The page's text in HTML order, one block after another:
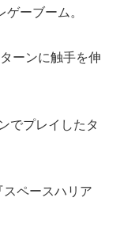
ーブーム。
ーンに触手を伸
でプレイしたタ
ペースハリア